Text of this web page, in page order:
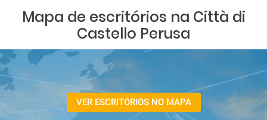
Mapa de escritórios na Città di
Castello Perusa
VER ESCRITÓRIOS NO MAPA